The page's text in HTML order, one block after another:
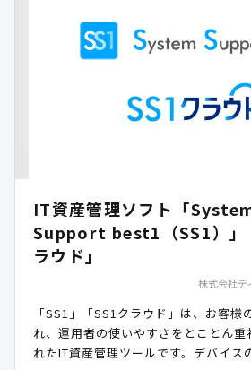
IT資産管理ソフト「
Support best1（SS1）」
ラウド」
株式会社デ
「SS1」「SS1クラウド」は、お客様
れ、運用者の使いやすさをとことん重
れたIT資産管理ツールです。デバイス